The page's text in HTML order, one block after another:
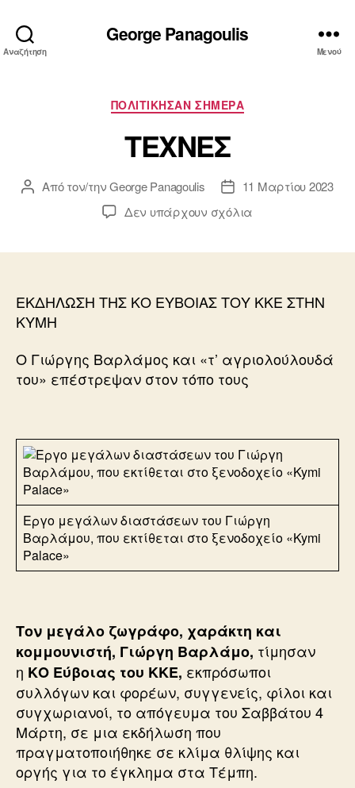
Αναζήτηση
George Panagoulis
Μενού
Κατηγορίες
ΠΟΛΙΤΙΚΗΣΑΝ ΣΗΜΕΡΑ
TΕΧΝΕΣ
Συντάκτης
Από τον/τηνGeorge Panagoulis
Ημ.
δημοσίευσης
11 Μαρτίου 2023
Δεν υπάρχουν σχόλια
ΕΚΔΗΛΩΣΗ ΤΗΣ ΚΟ ΕΥΒΟΙΑΣ ΤΟΥ ΚΚΕ ΣΤΗΝ
ΚΥΜΗ
Ο Γιώργης Βαρλάμος και «τ’ αγριολούλουδά
του» επέστρεψαν στον τόπο τους
Εργο μεγάλων διαστάσεων του Γιώργη
Βαρλάμου, που εκτίθεται στο ξενοδοχείο «Kymi
Palace»
Τον μεγάλο ζωγράφο, χαράκτη και
κομμουνιστή, Γιώργη Βαρλάμο, τίμησαν
η ΚΟ Εύβοιας του ΚΚΕ, εκπρόσωποι
συλλόγων και φορέων, συγγενείς, φίλοι και
συγχωριανοί, το απόγευμα του Σαββάτου 4
Μάρτη, σε μια εκδήλωση που
πραγματοποιήθηκε σε κλίμα θλίψης και
οργής για το έγκλημα στα Τέμπη.